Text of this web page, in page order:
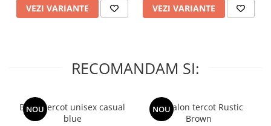
VEZI VARIANTE VEZI VARIANTE
RECOMANDAM SI:
NOU
Bluza tercot unisex casual
blue
NOU
Pantalon tercot Rustic
Brown